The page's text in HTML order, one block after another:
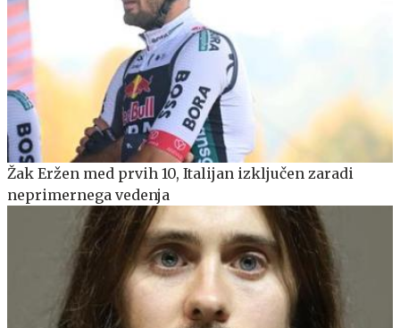
Žak Eržen med prvih 10, Italijan izključen zaradi
neprimernega vedenja